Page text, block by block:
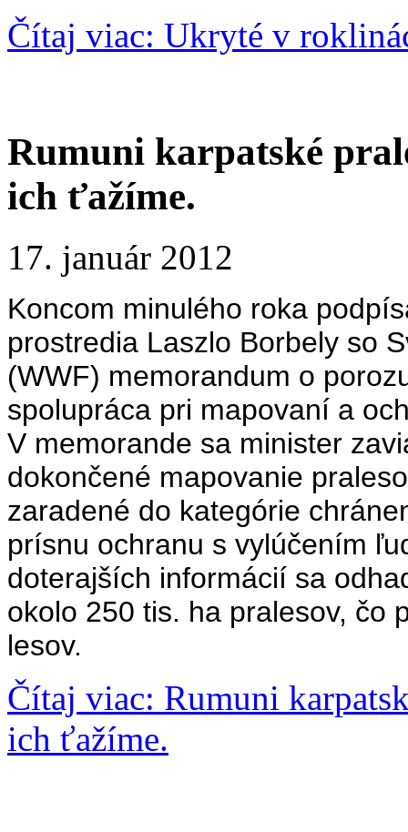
Čítaj viac: Ukryté v
Rumuni karpatské
ich ťažíme.
17. január 2012
Koncom minulého roka
prostredia Laszlo Borbely so
(WWF) memorandum o
spolupráca pri mapovaní a
V memorande sa minister
dokončené mapovanie
zaradené do kategórie
prísnu ochranu s vylúčením
doterajších informácií sa
okolo 250 tis. ha pralesov, čo
lesov.
Čítaj viac: Rumuni
ich ťažíme.